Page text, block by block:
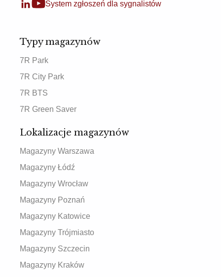
System zgłoszeń dla sygnalistów
Typy magazynów
7R Park
7R City Park
7R BTS
7R Green Saver
Lokalizacje magazynów
Magazyny Warszawa
Magazyny Łódź
Magazyny Wrocław
Magazyny Poznań
Magazyny Katowice
Magazyny Trójmiasto
Magazyny Szczecin
Magazyny Kraków